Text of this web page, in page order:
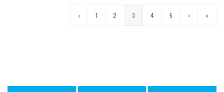
‹ 1 2 3 4 5 › »